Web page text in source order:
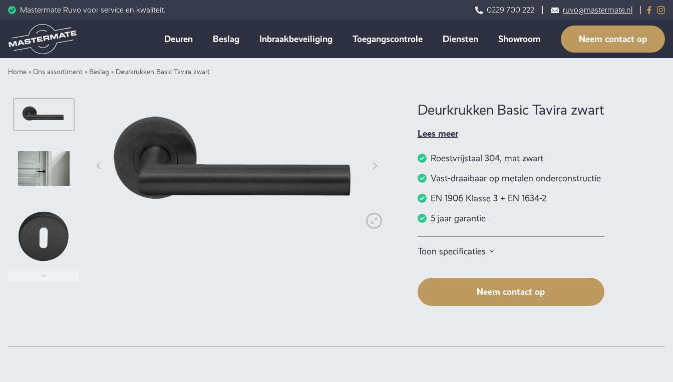
Mastermate Ruvo voor service en kwaliteit. 0229 700 222 ruvo@mastermate.nl
content
Deuren Beslag Inbraakbeveiliging Toegangscontrole Diensten Showroom Neem contact op
Home » Ons assortiment » Beslag » Deurkrukken Basic Tavira zwart
Deurkrukken Basic Tavira zwart
Lees meer
Roestvrijstaal 304, mat zwart
Vast-draaibaar op metalen onderconstructie
EN 1906 Klasse 3 + EN 1634-2
5 jaar garantie
Toon specificaties
Neem contact op